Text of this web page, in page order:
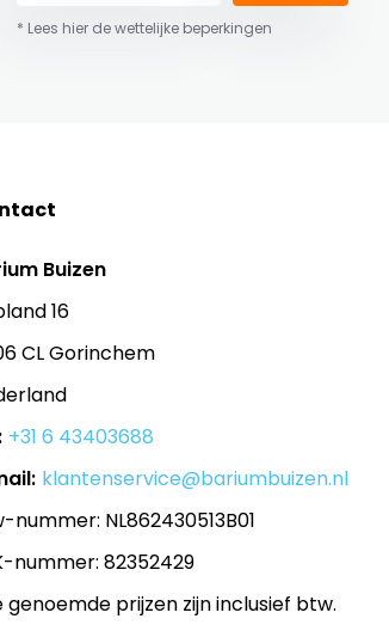
* Lees hier de wettelijke beperkingen
Buizen
16
CL Gorinchem
+31 6 43403688
klantenservice@bariumbuizen.nl
nummer: NL862430513B01
nummer: 82352429
genoemde prijzen zijn inclusief btw.